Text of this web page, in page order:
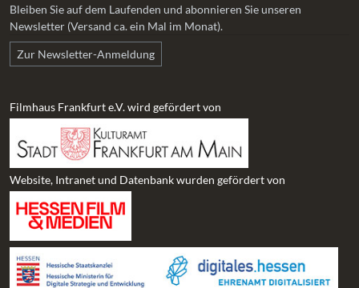
Bleiben Sie auf dem Laufenden und abonnieren Sie unseren
Newsletter (Versand ca. ein Mal im Monat).
Zur Newsletter-Anmeldung
Filmhaus Frankfurt e.V. wird gefördert von
Website, Intranet und Datenbank wurden gefördert von